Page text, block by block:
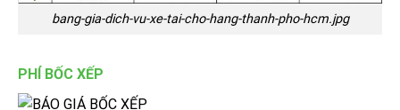
bang-gia-dich-vu-xe-tai-cho-hang-thanh-pho-hcm.jpg
PHÍ BỐC XẾP